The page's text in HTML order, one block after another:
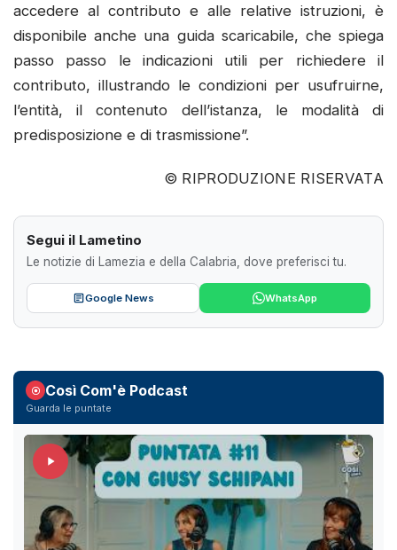
accedere al contributo e alle relative istruzioni, è
disponibile anche una guida scaricabile, che spiega
passo passo le indicazioni utili per richiedere il
contributo, illustrando le condizioni per usufruirne,
l’entità, il contenuto dell’istanza, le modalità di
predisposizione e di trasmissione”.
© RIPRODUZIONE RISERVATA
Segui il Lametino
Le notizie di Lamezia e della Calabria, dove preferisci tu.
Google News WhatsApp
Così Com'è Podcast
Guarda le puntate